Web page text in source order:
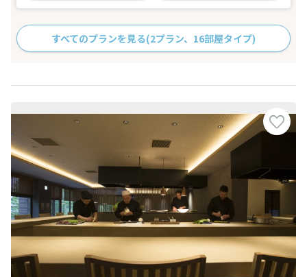
すべてのプランを見る(2プラン、16部屋タイプ)